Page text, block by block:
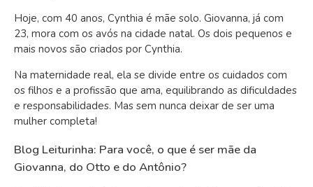
Hoje, com 40 anos, Cynthia é mãe solo. Giovanna, já com
23, mora com os avós na cidade natal. Os dois pequenos e
mais novos são criados por Cynthia.
Na maternidade real, ela se divide entre os cuidados com
os filhos e a profissão que ama, equilibrando as dificuldades
e responsabilidades. Mas sem nunca deixar de ser uma
mulher completa!
Blog Leiturinha: Para você, o que é ser mãe da
Giovanna, do Otto e do Antônio?